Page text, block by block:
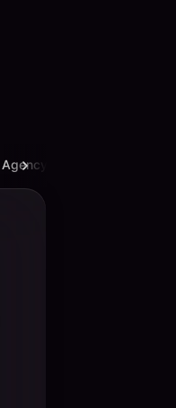
Agency Business